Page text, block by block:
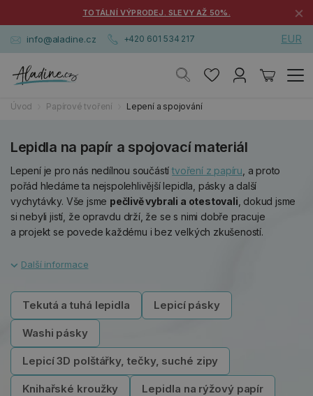
TOTÁLNÍ VÝPRODEJ. SLEVY AŽ 50%. ×
info@aladine.cz +420 601 534 217 EUR
Úvod Papírové tvoření Lepení a spojování
Lepidla na papír a spojovací materiál
Lepení je pro nás nedílnou součástítvoření z papíru , a proto
pořád hledáme ta nejspolehlivější lepidla, pásky a další
vychytávky. Vše jsme pečlivě vybrali a otestovali , dokud jsme
si nebyli jistí, že opravdu drží, že se s nimi dobře pracuje
a projekt se povede každému i bez velkých zkušeností.
Tekutá a tuhá lepidla Lepicí pásky
Washi pásky
Lepicí 3D polštářky, tečky, suché zipy
Knihařské kroužky Lepidla na rýžový papír